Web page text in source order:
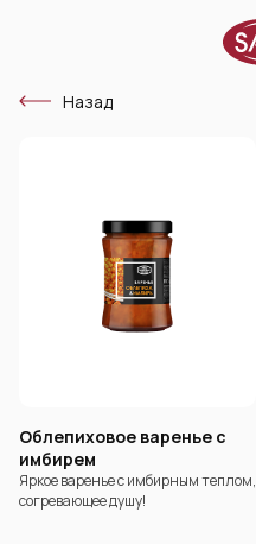
Назад
Облепиховое варенье с
имбирем
Яркое варенье с имбирным теплом,
согревающее душу!